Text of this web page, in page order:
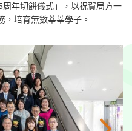
年切餅儀式」，以祝賀局方一
，培育無數莘莘學子。